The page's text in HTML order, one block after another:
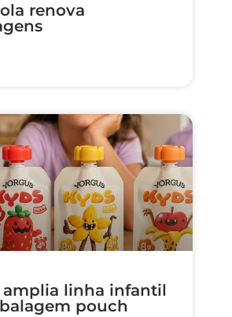
renova
amplia linha infantil
pouch